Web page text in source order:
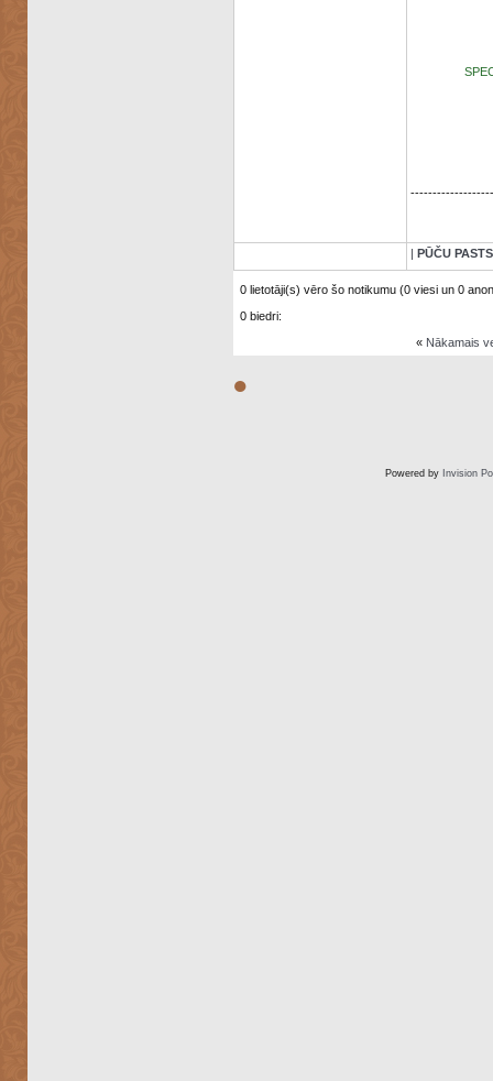
| PŪČU PASTS
0 lietotāji(s) vēro šo notikumu (0 viesi un 0
0 biedri:
« Nākamais
●
Powered by Invision